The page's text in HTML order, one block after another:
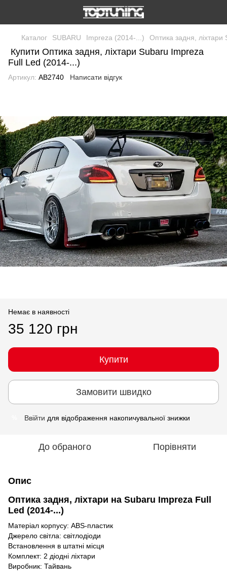
Каталог SUBARU Impreza (2014-...) Оптика задня,
Купити Оптика задня, ліхтари Subaru Impreza
Full Led (2014-...)
Артикул: AB2740 Написати відгук
Немає в наявності
35 120 грн
Купити
Замовити швидко
Ввійти для відображення накопичувальної знижки
До обраного Порівняти
Опис
Оптика задня, ліхтари на Subaru Impreza Full
Led (2014-...)
Матеріал корпусу: ABS-пластик
Джерело світла: світлодіоди
Встановлення в штатні місця
Комплект: 2 діодні ліхтари
Виробник: Тайвань